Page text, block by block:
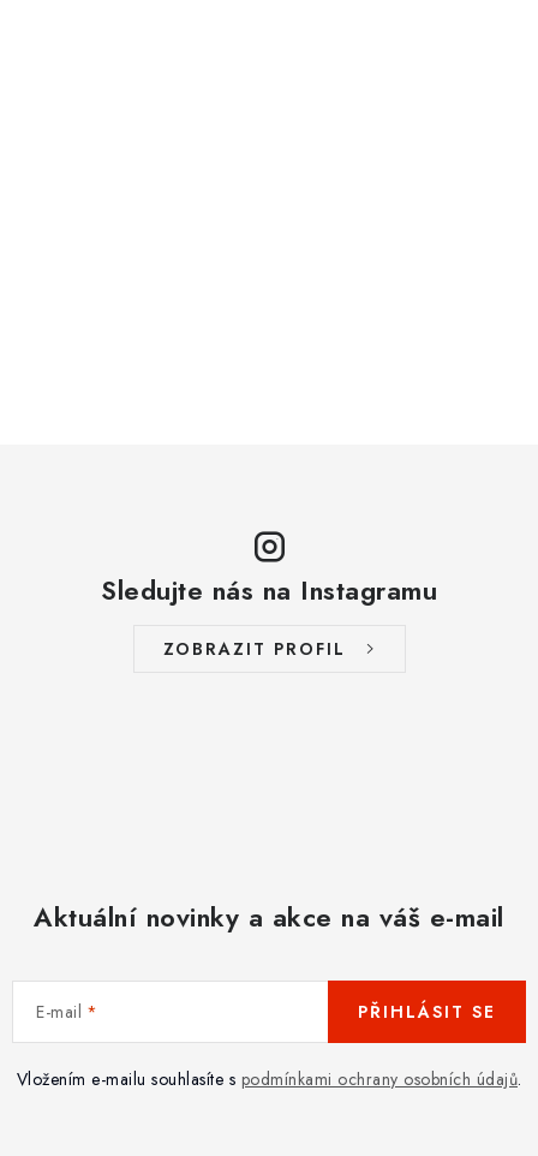
Sledujte nás na Instagramu
ZOBRAZIT PROFIL
Aktuální novinky a akce na váš e-mail
E-mail
Vložením e-mailu souhlasíte s podmínkami ochrany osobních údajů.
PŘIHLÁSIT SE